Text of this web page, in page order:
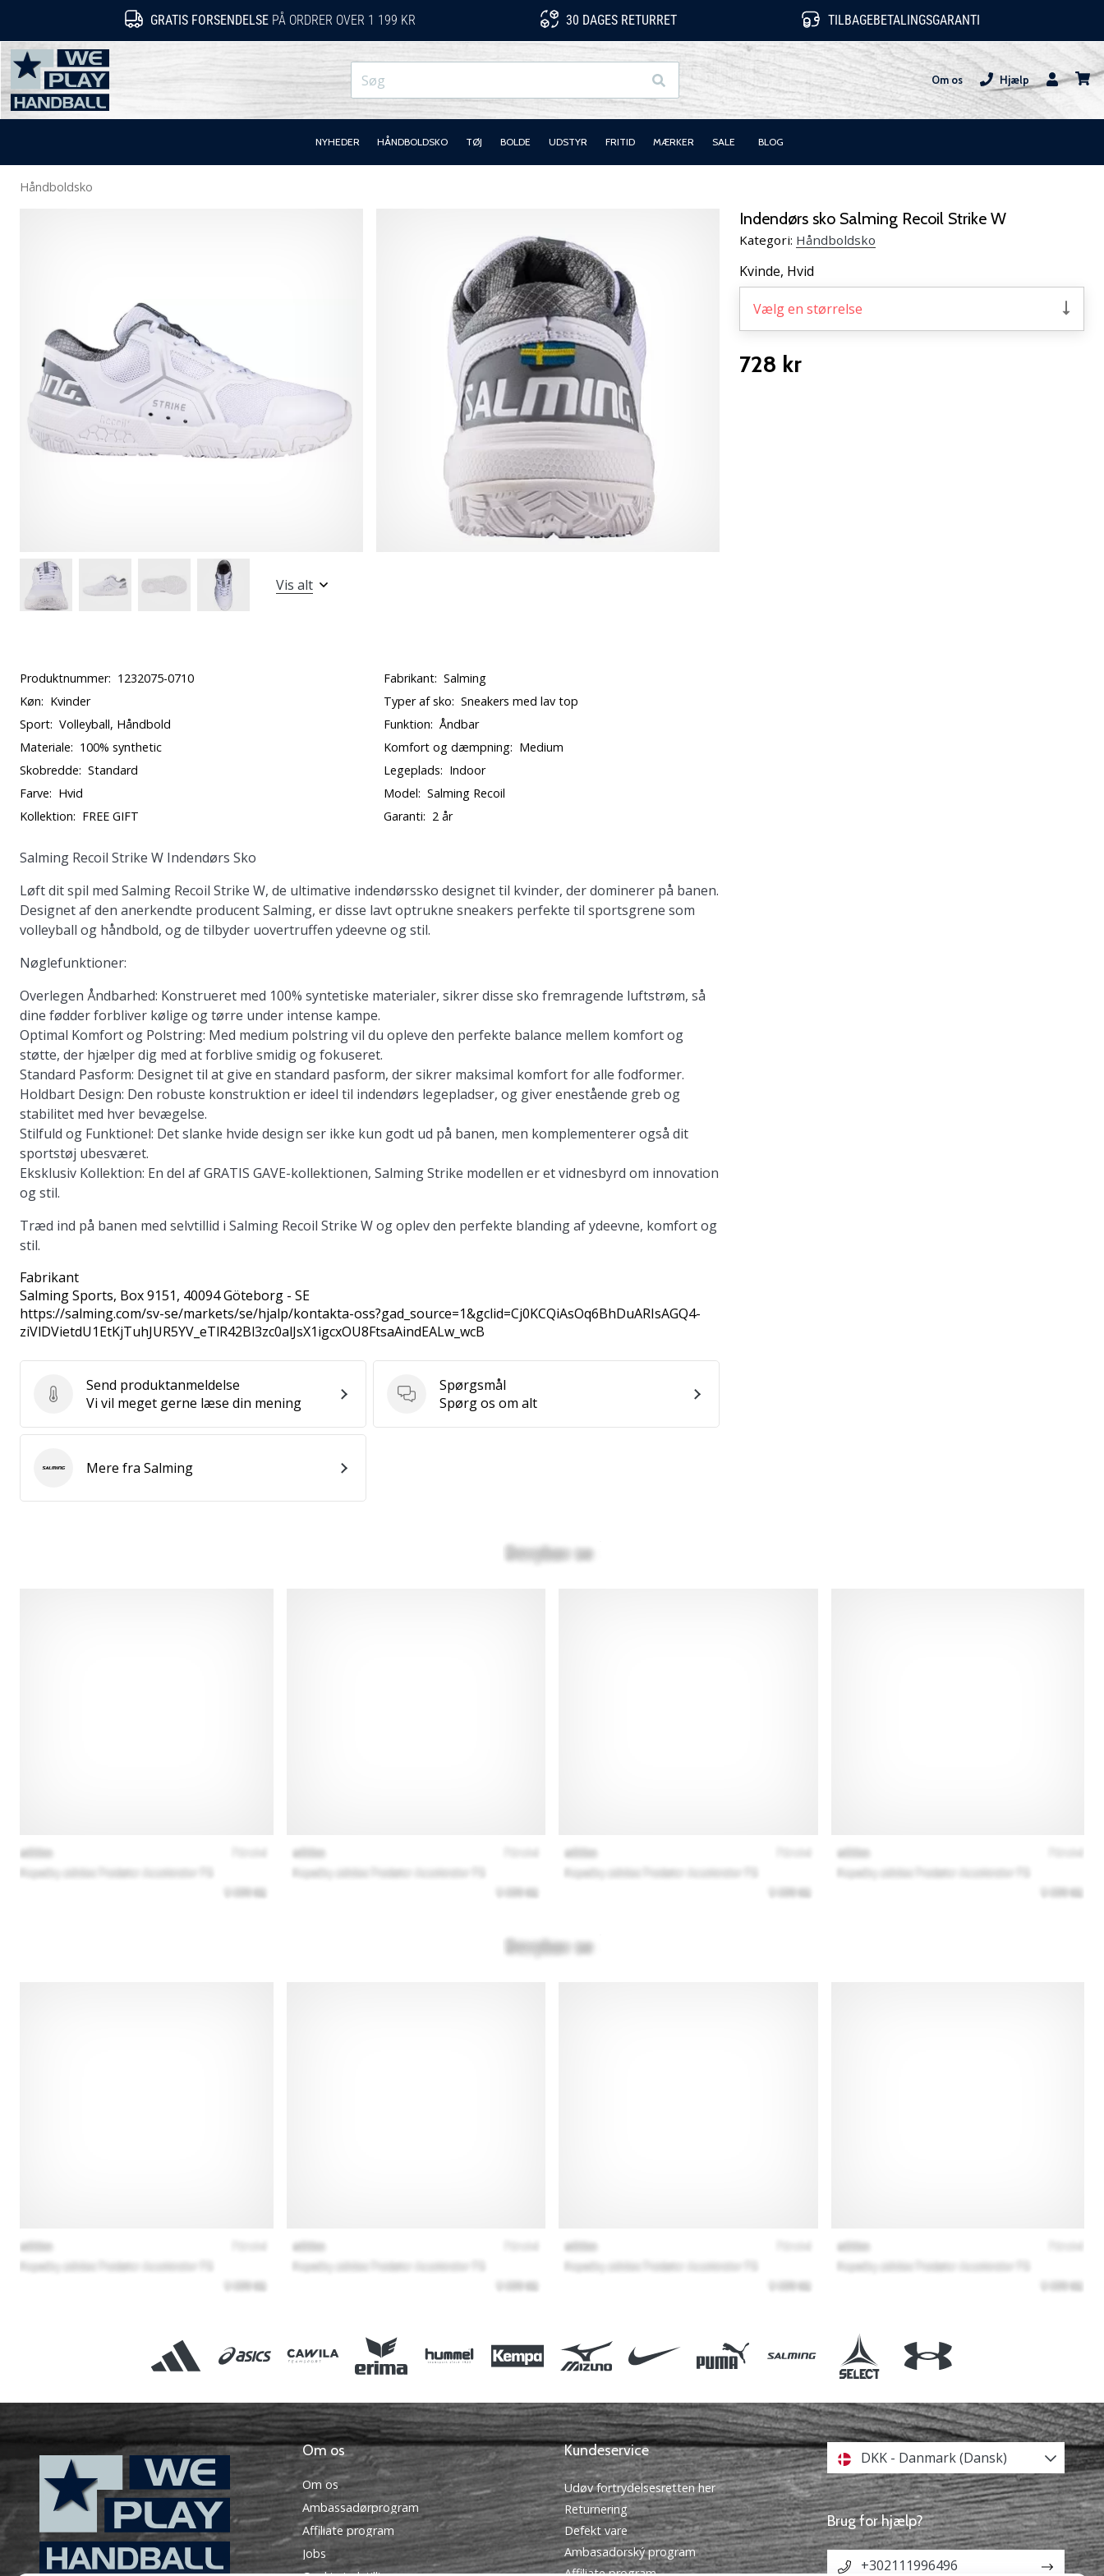
GRATIS FORSENDELSE PÅ ORDRER OVER 1 199 KR 30 DAGES RETURRET TILBAGEBETALINGSGARANTI
WePlayHandball.dk
Om os
Hjælp
Bruger
NYHEDER HÅNDBOLDSKO TØJ BOLDE UDSTYR FRITID MÆRKER SALE BLOG
Håndboldsko
Indendørs sko Salming Recoil Strike W
Kategori: Håndboldsko
Kvinde, Hvid
Vælg en størrelse
728 kr
Vis alt
Produktnummer: 1232075-0710 Fabrikant: Salming
Køn: Kvinder Typer af sko: Sneakers med lav top
Sport: Volleyball, Håndbold Funktion: Åndbar
Materiale: 100% synthetic Komfort og dæmpning: Medium
Skobredde: Standard Legeplads: Indoor
Farve: Hvid Model: Salming Recoil
Kollektion: FREE GIFT Garanti: 2 år
Salming Recoil Strike W Indendørs Sko
Løft dit spil med Salming Recoil Strike W, de ultimative indendørssko designet til kvinder, der dominerer på banen.
Designet af den anerkendte producent Salming, er disse lavt optrukne sneakers perfekte til sportsgrene som
volleyball og håndbold, og de tilbyder uovertruffen ydeevne og stil.
Nøglefunktioner:
Overlegen Åndbarhed: Konstrueret med 100% syntetiske materialer, sikrer disse sko fremragende luftstrøm, så
dine fødder forbliver kølige og tørre under intense kampe.
Optimal Komfort og Polstring: Med medium polstring vil du opleve den perfekte balance mellem komfort og
støtte, der hjælper dig med at forblive smidig og fokuseret.
Standard Pasform: Designet til at give en standard pasform, der sikrer maksimal komfort for alle fodformer.
Holdbart Design: Den robuste konstruktion er ideel til indendørs legepladser, og giver enestående greb og
stabilitet med hver bevægelse.
Stilfuld og Funktionel: Det slanke hvide design ser ikke kun godt ud på banen, men komplementerer også dit
sportstøj ubesværet.
Eksklusiv Kollektion: En del af GRATIS GAVE-kollektionen, Salming Strike modellen er et vidnesbyrd om innovation
og stil.
Træd ind på banen med selvtillid i Salming Recoil Strike W og oplev den perfekte blanding af ydeevne, komfort og
stil.
Fabrikant
Salming Sports, Box 9151, 40094 Göteborg - SE
https://salming.com/sv-se/markets/se/hjalp/kontakta-oss?gad_source=1&gclid=Cj0KCQiAsOq6BhDuARIsAGQ4-
ziVlDVietdU1EtKjTuhJUR5YV_eTlR42Bl3zc0alJsX1igcxOU8FtsaAindEALw_wcB
Send produktanmeldelse
Send produktanmeldelse
Vi vil meget gerne læse din mening
Spørgsmål
Spørgsmål
Spørg os om alt
SalmingMere fra Salming
Om os
Om os
Ambassadørprogram
Affiliate program
Jobs
Kundeservice
Udøv fortrydelsesretten her
Returnering
Defekt vare
Ambasadorský program
DKK - Danmark (Dansk)
Brug for hjælp?
+302111996496